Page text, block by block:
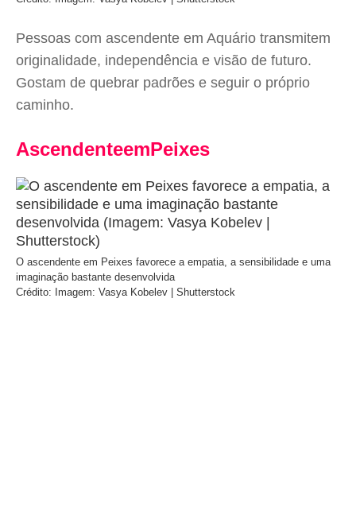
Pessoas com ascendente em Aquário transmitem
originalidade, independência e visão de futuro.
Gostam de quebrar padrões e seguir o próprio
caminho.
AscendenteemPeixes
O ascendente em Peixes favorece a empatia, a sensibilidade e uma
imaginação bastante desenvolvida
Crédito: Imagem: Vasya Kobelev | Shutterstock